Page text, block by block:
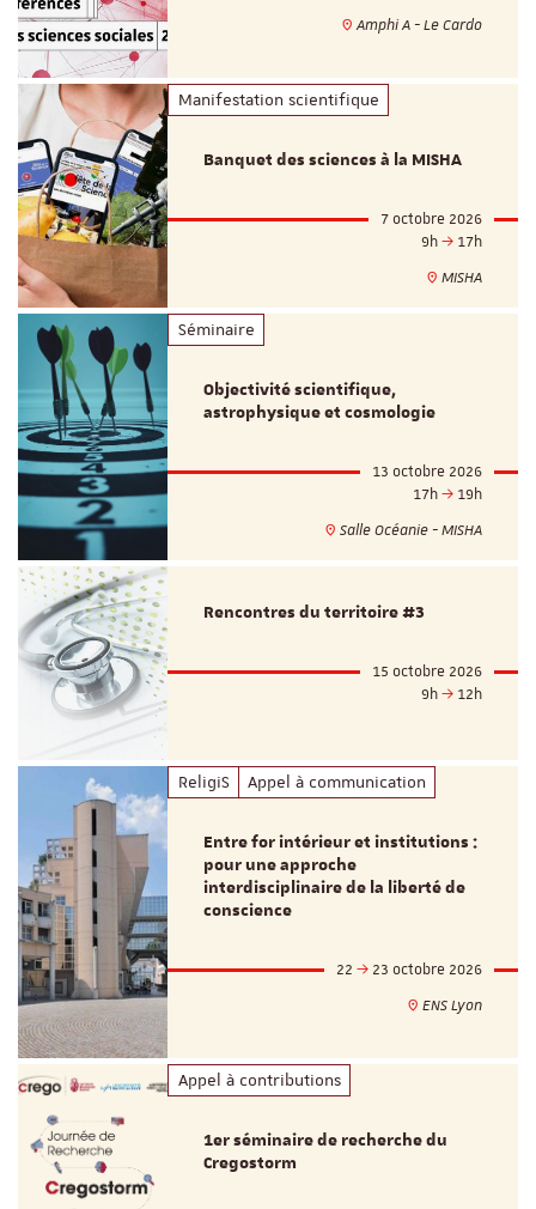
Amphi A - Le Cardo
Manifestation scientifique
Banquet des sciences à la MISHA
7 octobre 2026
9h
17h
MISHA
Séminaire
Objectivité scientifique,
astrophysique et cosmologie
13 octobre 2026
17h
19h
Salle Océanie - MISHA
Rencontres du territoire #3
15 octobre 2026
9h
12h
ReligiS Appel à communication
Entre for intérieur et institutions :
pour une approche
interdisciplinaire de la liberté de
conscience
22
23 octobre 2026
ENS Lyon
Appel à contributions
1er séminaire de recherche du
Cregostorm